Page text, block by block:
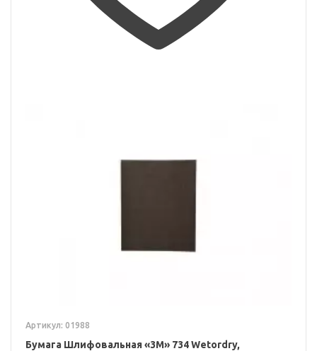
Артикул: 01988
Бумага Шлифовальная «3M» 734 Wetordry,